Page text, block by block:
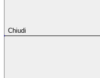
Chiudi